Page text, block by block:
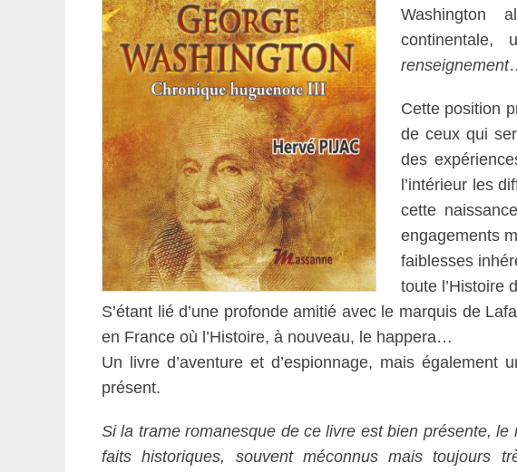
Washington
continentale,
renseignement
Cette position
de ceux qui
des
l’intérieur les
cette
engagements
faiblesses
toute l’Histoire
S’étant lié d’une profonde amitié avec le marquis de
en France où l’Histoire, à nouveau, le happera…
Un livre d’aventure et d’espionnage, mais
présent.
Si la trame romanesque de ce livre est bien présente,
faits historiques, souvent méconnus mais toujours